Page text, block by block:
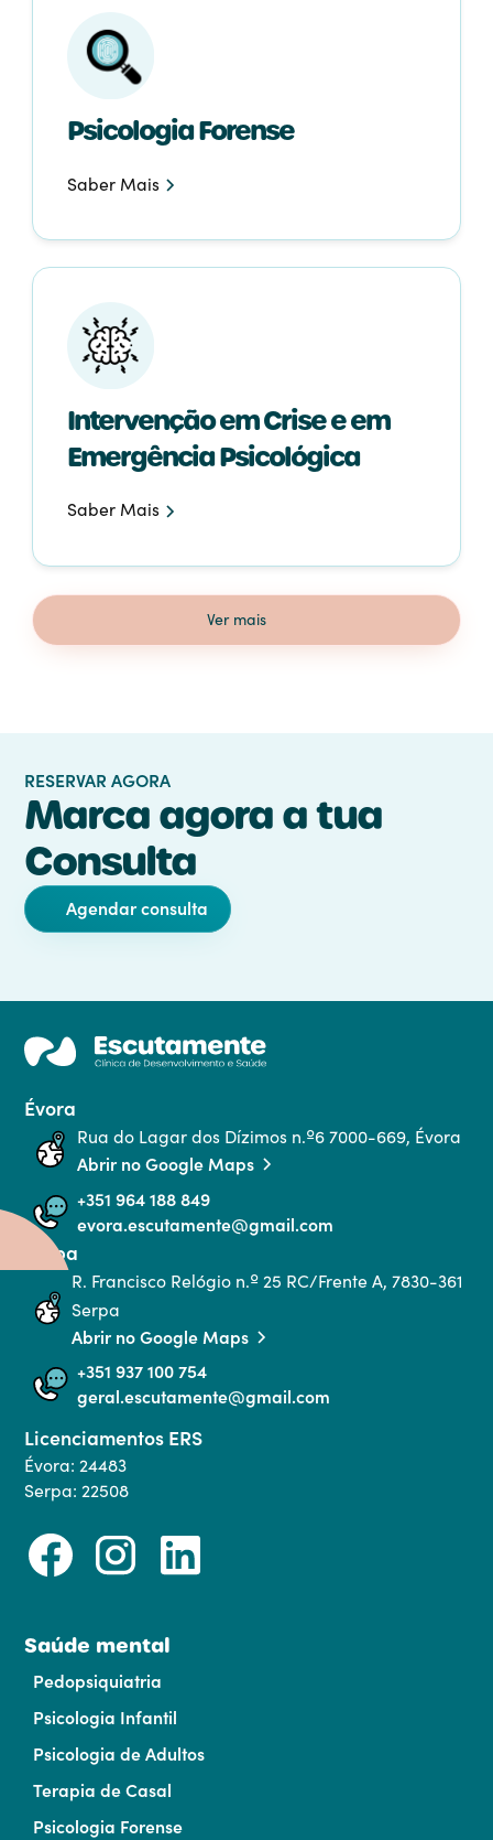
Psicologia Forense
Saber Mais
Intervenção em Crise e em
Emergência Psicológica
Saber Mais
Ver mais
RESERVAR AGORA
Marca agora a tua
Consulta
Agendar consulta
Évora
Rua do Lagar dos Dízimos n.º6 7000-669, Évora
Abrir no Google Maps
+351 964 188 849
evora.escutamente@gmail.com
Serpa
R. Francisco Relógio n.º 25 RC/Frente A, 7830-361
Serpa
Abrir no Google Maps
+351 937 100 754
geral.escutamente@gmail.com
Licenciamentos ERS
Évora: 24483
Serpa: 22508
Saúde mental
Pedopsiquiatria
Psicologia Infantil
Psicologia de Adultos
Terapia de Casal
Psicologia Forense